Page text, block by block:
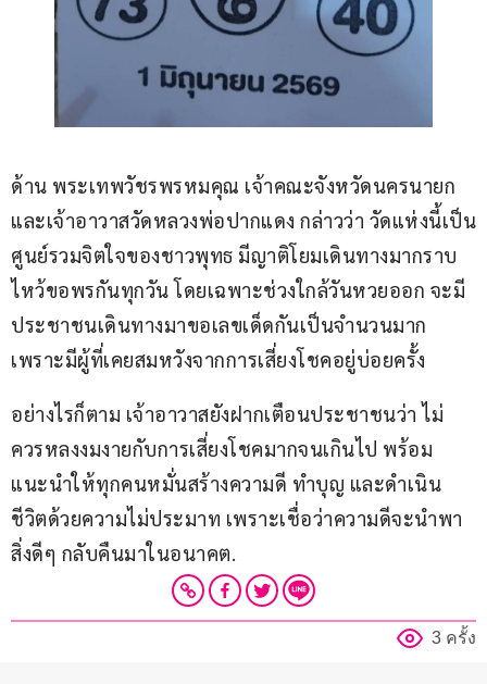
ด้าน พระเทพวัชรพรหมคุณ เจ้าคณะจังหวัดนครนายก
และเจ้าอาวาสวัดหลวงพ่อปากแดง กล่าวว่า วัดแห่งนี้เป็น
ศูนย์รวมจิตใจของชาวพุทธ มีญาติโยมเดินทางมากราบ
ไหว้ขอพรกันทุกวัน โดยเฉพาะช่วงใกล้วันหวยออก จะมี
ประชาชนเดินทางมาขอเลขเด็ดกันเป็นจำนวนมาก
เพราะมีผู้ที่เคยสมหวังจากการเสี่ยงโชคอยู่บ่อยครั้ง
อย่างไรก็ตาม เจ้าอาวาสยังฝากเตือนประชาชนว่า ไม่
ควรหลงงมงายกับการเสี่ยงโชคมากจนเกินไป พร้อม
แนะนำให้ทุกคนหมั่นสร้างความดี ทำบุญ และดำเนิน
ชีวิตด้วยความไม่ประมาท เพราะเชื่อว่าความดีจะนำพา
สิ่งดีๆ กลับคืนมาในอนาคต.
3 ครั้ง